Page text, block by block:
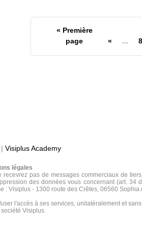
« Première
page
« ... 8
Visiplus Academy
légales
pas de messages commerciaux de
des données vous concernant (art.
: Visiplus - 1300 route des Crêtes, 06560 Sophia
l'accès à ses services, unilatéralement et
Visiplus.